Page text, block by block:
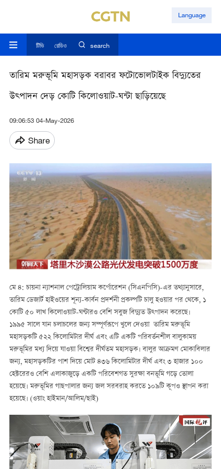
Language
টিভি রেডিও search
তারিম মরুভূমি মহাসড়ক বরাবর ফটোভোলটাইক বিদ্যুতের
উত্পাদন দেড় কোটি কিলোওয়াট-ঘন্টা ছাড়িয়েছে
09:06:53 04-May-2026
Share
মে ৪: চায়না ন্যাশনাল পেট্রোলিয়াম কর্পোরেশন (সিএনপিসি)-এর তথ্যানুসারে,
তারিম ডেজার্ট হাইওয়ের শূন্য-কার্বন প্রদর্শনী প্রকল্পটি চালু হওয়ার পর থেকে, ১
কোটি ৫০ লাখ কিলোওয়াট-ঘণ্টারও বেশি সবুজ বিদ্যুত উত্পাদন করেছে।
১৯৯৫ সালে যান চলাচলের জন্য সম্পূর্ণরূপে খুলে দেওয়া তারিম মরুভূমি
মহাসড়কটি ৫২২ কিলোমিটার দীর্ঘ এবং এটি একটি পরিবর্তনশীল বালুকাময়
মরুভূমির মধ্য দিয়ে যাওয়া বিশ্বের দীর্ঘতম মহাসড়ক। বালুর আক্রমণ মোকাবিলার
জন্য, মহাসড়কটির পাশ দিয়ে মোট ৪৩৬ কিলোমিটার দীর্ঘ এবং ৩ হাজার ১০০
হেক্টরেরও বেশি এলাকাজুড়ে একটি পরিবেশগত সুরক্ষা বনভূমি গড়ে তোলা
হয়েছে। মরুভূমির গাছপালার জন্য জল সরবরাহ করতে ১০৯টি কূপও স্থাপন করা
হয়েছে। (ওয়াং হাইমান/আলিম/ছাই)